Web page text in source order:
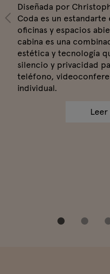
Diseñada por
Coda es un
oficinas y espacios
cabina es una
estética y tecnología
silencio y privacidad
teléfono,
individual.
Leer